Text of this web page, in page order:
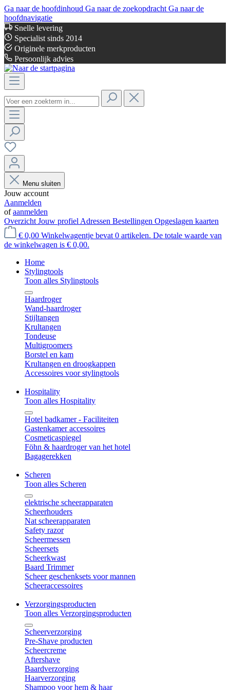
Ga naar de hoofdinhoud Ga naar de zoekopdracht Ga naar de
hoofdnavigatie
Snelle levering
Specialist sinds 2014
Originele merkproducten
Persoonlijk advies
Menu sluiten
Jouw account
Aanmelden
ofaanmelden
Overzicht Jouw profiel Adressen Bestellingen Opgeslagen kaarten
€ 0,00 Winkelwagentje bevat 0 artikelen. De totale waarde van
de winkelwagen is € 0,00.
Home
Stylingtools
Toon alles Stylingtools
Haardroger
Wand-haardroger
Stijltangen
Krultangen
Tondeuse
Multigroomers
Borstel en kam
Krultangen en droogkappen
Accessoires voor stylingtools
Hospitality
Toon alles Hospitality
Hotel badkamer - Faciliteiten
Gastenkamer accessoires
Cosmeticaspiegel
Föhn & haardroger van het hotel
Bagagerekken
Scheren
Toon alles Scheren
elektrische scheerapparaten
Scheerhouders
Nat scheerapparaten
Safety razor
Scheermessen
Scheersets
Scheerkwast
Baard Trimmer
Scheer geschenksets voor mannen
Scheeraccessoires
Verzorgingsproducten
Toon alles Verzorgingsproducten
Scheerverzorging
Pre-Shave producten
Scheercreme
Aftershave
Baardverzorging
Haarverzorging
Shampoo voor hem & haar